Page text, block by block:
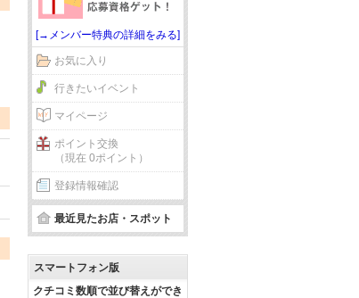
[→メンバー特典の詳細をみる]
お気に入り
行きたいイベント
マイページ
ポイント交換
（現在 0ポイント）
登録情報確認
最近見たお店・スポット
スマートフォン版
クチコミ数順で並び替えができ